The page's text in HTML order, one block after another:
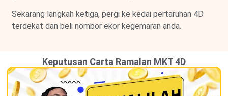
Sekarang langkah ketiga, pergi ke kedai pertaruhan 4D
terdekat dan beli nombor ekor kegemaran anda.
Keputusan Carta Ramalan MKT 4D